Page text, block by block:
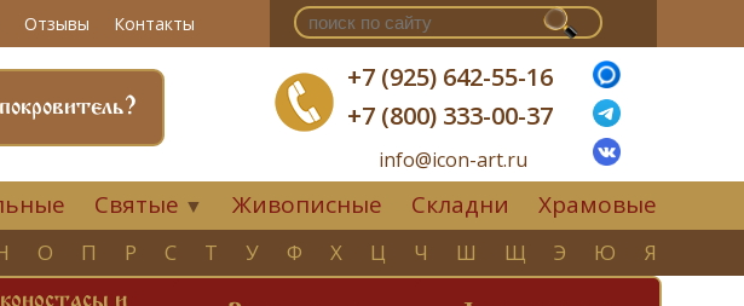
Отзывы Контакты
+7 (925) 642-55-16
+7 (800) 333-00-37
info@icon-art.ru
Святые ▼ Живописные Складни Храмовые
О П Р С Т У Ф Х Ц Ч Ш Щ Э Ю Я
и